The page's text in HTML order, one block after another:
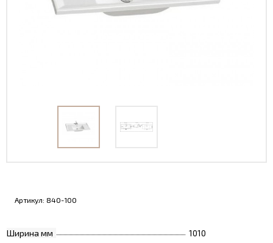
Артикул: 840-100
Ширина мм
1010